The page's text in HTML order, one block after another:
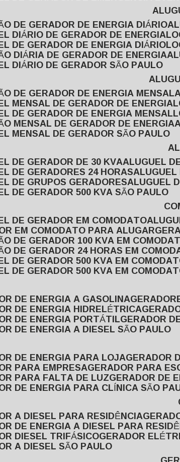
DE GERADOR DE ENERGIA DIÁRIO
DIÁRIO DE GERADOR DE ENERGIA
DE GERADOR DE ENERGIA DIÁRIO
DIÁRIA DE GERADOR DE ENERGIA
DIÁRIO DE GERADOR SÃO PAULO
DE GERADOR DE ENERGIA MENSAL
MENSAL DE GERADOR DE ENERGIA
DE GERADOR DE ENERGIA MENSAL
MENSAL DE GERADOR DE ENERGIA
MENSAL DE GERADOR SÃO PAULO
DE GERADOR DE 30 KVA ALUGUEL
DE GERADORES 24 HORAS
DE GRUPOS GERADORES ALUGUEL
DE GERADOR 500 KVA SÃO PAULO
DE GERADOR EM COMODATO
EM COMODATO PARA ALUGAR
DE GERADOR 100 KVA EM
DE GERADOR 24 HORAS EM
DE GERADOR 500 KVA EM
DE GERADOR 500 KVA EM
DE ENERGIA A GASOLINA
DE ENERGIA HIDRELÉTRICA
DE ENERGIA PORTÁTIL GERADOR
DE ENERGIA A DIESEL SÃO PAULO
DE ENERGIA PARA LOJA
PARA EMPRESA GERADOR PARA
PARA FALTA DE LUZ GERADOR
DE ENERGIA PARA CLÍNICA SÃO
A DIESEL PARA RESIDÊNCIA
DE ENERGIA A DIESEL PARA
DIESEL TRIFÁSICO GERADOR
A DIESEL SÃO PAULO